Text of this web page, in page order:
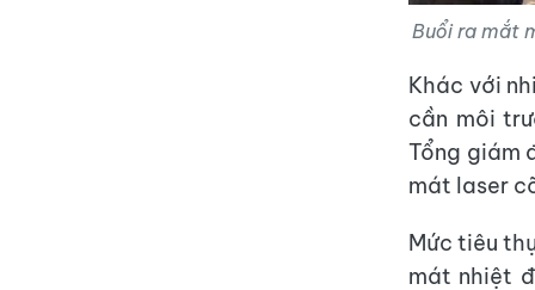
Buổi ra mắt
Khác với
cần môi
Tổng giám
mát laser
Mức tiêu
mát nhiệt